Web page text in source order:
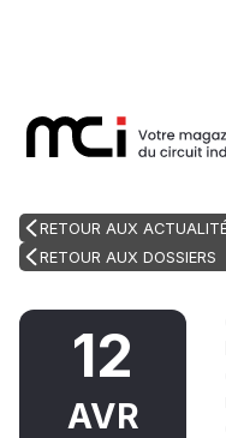
RETOUR AUX
RETOUR AUX DOSSIERS
12
AVR